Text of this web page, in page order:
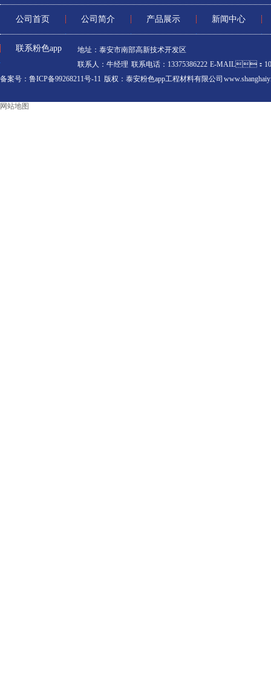
公司首页 公司简介 产品展示 新闻中心
联系粉色app
地址：泰安市南部高新技术开发区
联系人：牛经理 联系电话：13375386222 E-MAIL：
备案号：鲁ICP备99268211号-11 版权：泰安粉色app工程材料有限公司
网站地图